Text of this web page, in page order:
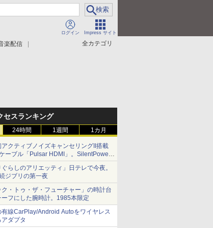
ログイン Impress サイト
全カテゴリ
楽配信
セスランキング
24時間 1週間 1カ月
アクティブノイズキャンセリングII搭載
ーブル「Pulsar HDMI」。SilentPower
ぐらしのアリエッティ」日テレで今夜。
ジブリの第一夜
ク・トゥ・ザ・フューチャー」の時計台
ーフにした腕時計。1985本限定
有線CarPlay/Android Autoをワイヤレス
ダプタ